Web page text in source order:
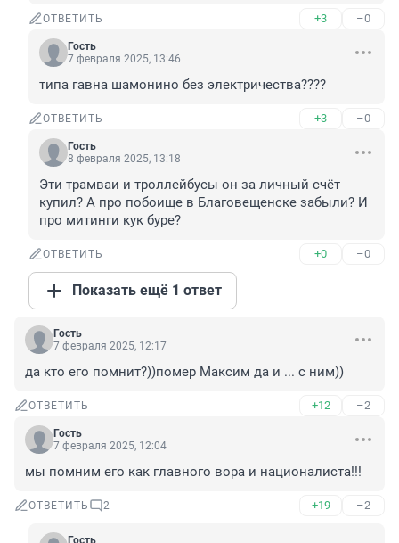
ОТВЕТИТЬ +3 –0
Гость
7 февраля 2025, 13:46
типа гавна шамонино без электричества????
ОТВЕТИТЬ +3 –0
Гость
8 февраля 2025, 13:18
Эти трамваи и троллейбусы он за личный счёт
купил? А про побоище в Благовещенске забыли? И
про митинги кук буре?
ОТВЕТИТЬ +0 –0
Показать ещё 1 ответ
Гость
7 февраля 2025, 12:17
да кто его помнит?))помер Максим да и ... с ним))
ОТВЕТИТЬ +12 –2
Гость
7 февраля 2025, 12:04
мы помним его как главного вора и националиста!!!
ОТВЕТИТЬ 2 +19 –2
Гость